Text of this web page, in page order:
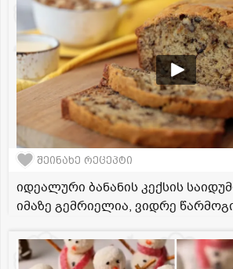
შეინახე რეცეპტი
იდეალური ბანანის კექსის
იმაზე გემრიელია, ვიდრე